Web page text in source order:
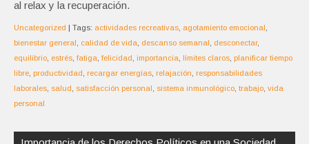
al relax y la recuperación.
Uncategorized | Tags: actividades recreativas agotamiento emocional
bienestar general
calidad de vida descanso semanal desconectar,
equilibrio estrés fatiga felicidad importancia límites claros planificar tiempo
libre productividad recargar energías relajación
responsabilidades
laborales salud satisfacción personal sistema inmunológico trabajo vida
personal
de